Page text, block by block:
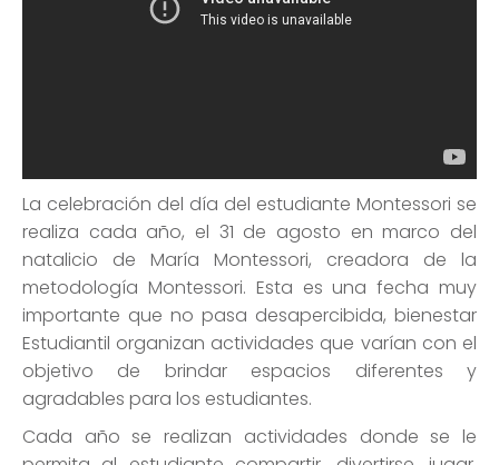
La celebración del día del estudiante Montessori se
realiza cada año, el 31 de agosto en marco del
natalicio de María Montessori, creadora de la
metodología Montessori. Esta es una fecha muy
importante que no pasa desapercibida, bienestar
Estudiantil organizan actividades que varían con el
objetivo de brindar espacios diferentes y
agradables para los estudiantes.
Cada año se realizan actividades donde se le